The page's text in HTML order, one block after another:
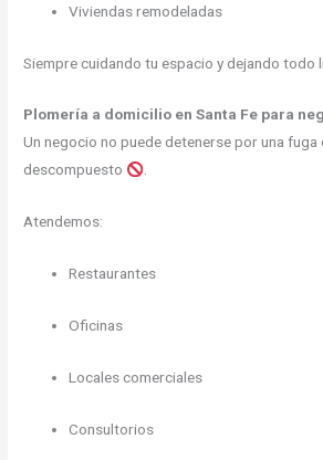
Viviendas remodeladas
Siempre cuidando tu espacio y dejando todo
Plomería a domicilio en Santa Fe para
Un negocio no puede detenerse por una fuga
descompuesto
.
Atendemos:
Restaurantes
Oficinas
Locales comerciales
Consultorios